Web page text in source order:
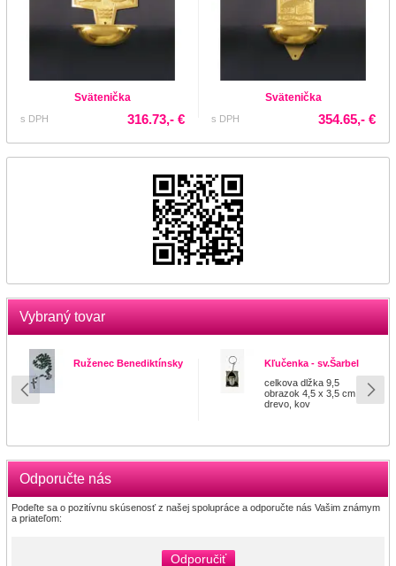
Svätenička
s DPH 316.73,- €
Svätenička
s DPH 354.65,- €
Vybraný tovar
Ruženec Benediktínsky
Kľučenka - sv.Šarbel
celkova dlžka 9,5
obrazok 4,5 x 3,5 cm
drevo, kov
Odporučte nás
Podeľte sa o pozitívnu skúsenosť z našej spolupráce a odporučte nás Vašim známym
a priateľom:
Odporučiť